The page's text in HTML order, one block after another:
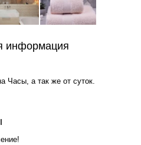
информация
Часы, а так же от суток.